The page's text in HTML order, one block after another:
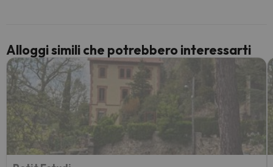
Alloggi simili che potrebbero interessarti